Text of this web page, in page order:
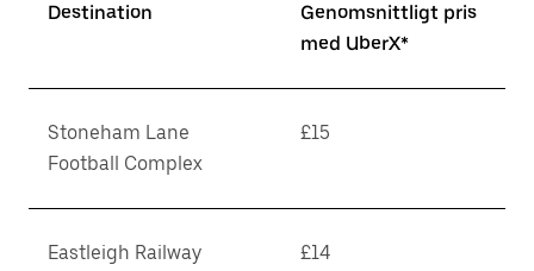
Destination
Genomsnittligt pris
med UberX*
Stoneham Lane
Football Complex
£15
Eastleigh Railway
£14